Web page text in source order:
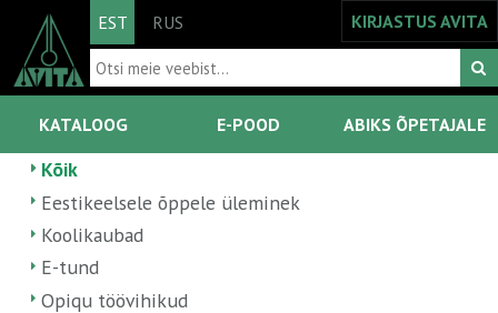
EST RUS KIRJASTUS AVITA
KATALOOG E-POOD ABIKS ÕPETAJALE
Kõik
Eestikeelsele õppele üleminek
Koolikaubad
E-tund
Opiqu töövihikud